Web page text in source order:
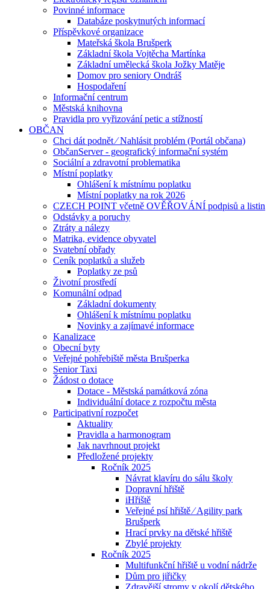
Povinné informace
Databáze poskytnutých informací
Příspěvkové organizace
Mateřská škola Brušperk
Základní škola Vojtěcha Martínka
Základní umělecká škola Jožky Matěje
Domov pro seniory Ondráš
Hospodaření
Informační centrum
Městská knihovna
Pravidla pro vyřizování petic a stížností
OBČAN
Chci dát podnět ⁄ Nahlásit problém (Portál občana)
ObčanServer - geografický informační systém
Sociální a zdravotní problematika
Místní poplatky
Ohlášení k místnímu poplatku
Místní poplatky na rok 2026
CZECH POINT včetně OVĚŘOVÁNÍ podpisů a listin
Odstávky a poruchy
Ztráty a nálezy
Matrika, evidence obyvatel
Svatební obřady
Ceník poplatků a služeb
Poplatky ze psů
Životní prostředí
Komunální odpad
Základní dokumenty
Ohlášení k místnímu poplatku
Novinky a zajímavé informace
Kanalizace
Obecní byty
Veřejné pohřebiště města Brušperka
Senior Taxi
Žádost o dotace
Dotace - Městská památková zóna
Individuální dotace z rozpočtu města
Participativní rozpočet
Aktuality
Pravidla a harmonogram
Jak navrhnout projekt
Předložené projekty
Ročník 2025
Návrat klavíru do sálu školy
Dopravní hřiště
iHřiště
Veřejné psí hřiště ⁄ Agility park
Brušperk
Hrací prvky na dětské hřiště
Zbylé projekty
Ročník 2025
Multifunkční hřiště u vodní nádrže
Dům pro jiřičky
Zdravější stromy v okolí dětského